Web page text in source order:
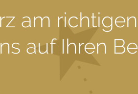
am
auf Ihren